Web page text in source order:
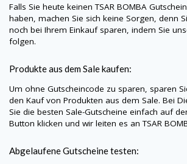
Falls Sie heute keinen TSAR BOMBA
haben, machen Sie sich keine Sorgen, denn
noch bei Ihrem Einkauf sparen, indem Sie
folgen.
Produkte aus dem Sale kaufen:
Um ohne Gutscheincode zu sparen, sparen
den Kauf von Produkten aus dem Sale. Bei
Sie die besten Sale-Gutscheine einfach auf
Button klicken und wir leiten es an TSAR
Abgelaufene Gutscheine testen: